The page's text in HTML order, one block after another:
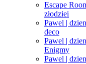
Escape
złodziei
Pawel |
deco
Pawel |
Enigmy
Pawel |